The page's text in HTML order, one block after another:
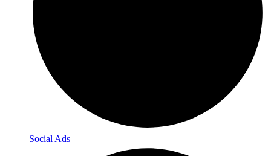
Social Ads